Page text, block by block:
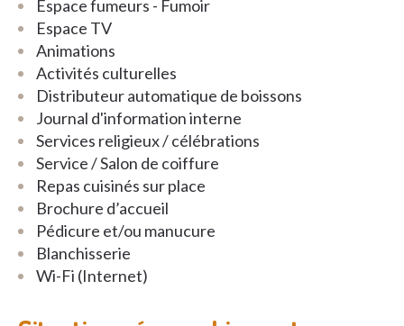
Chaque jour de la semaine, nos équipes vous
proposent des animations variées auxquelles tout un
chacun est invité. La gymnastique journalière est
notamment très prisée de nos residents !
Besoin d’informations
supplémentaires? Contactez-nous, nous sommes
disponibles pour vous répondre. Passer une étape
dans la vie n’est jamais simple. C’est pourquoi,
nous vous accueillons volontiers pour une visite
des lieux.
Espace fumeurs - Fumoir
Espace TV
Animations
Activités culturelles
Distributeur automatique de boissons
Journal d'information interne
Services religieux / célébrations
Service / Salon de coiffure
Repas cuisinés sur place
Brochure d’accueil
Pédicure et/ou manucure
Blanchisserie
Wi-Fi (Internet)